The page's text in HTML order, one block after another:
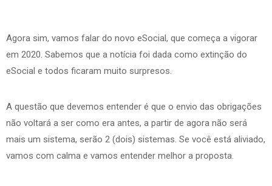
Agora sim, vamos falar do novo eSocial, que começa a vigorar
em 2020. Sabemos que a notícia foi dada como extinção do
eSocial e todos ficaram muito surpresos.
A questão que devemos entender é que o envio das obrigações
não voltará a ser como era antes, a partir de agora não será
mais um sistema, serão 2 (dois) sistemas. Se você está aliviado,
vamos com calma e vamos entender melhor a proposta.